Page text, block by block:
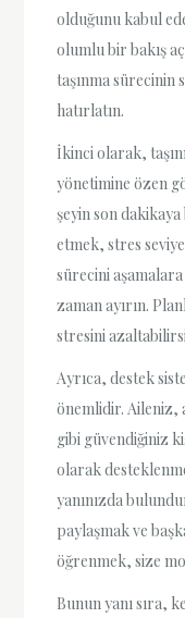
olduğunu kabul
olumlu bir bakış
taşınma sürecinin
hatırlatın.
İkinci olarak,
yönetimine özen
şeyin son
etmek, stres
sürecini
zaman ayırın.
stresini
Ayrıca, destek
önemlidir. Aileniz,
gibi güvendiğiniz
olarak
yanınızda
paylaşmak ve
öğrenmek, size
Bunun yanı sıra,